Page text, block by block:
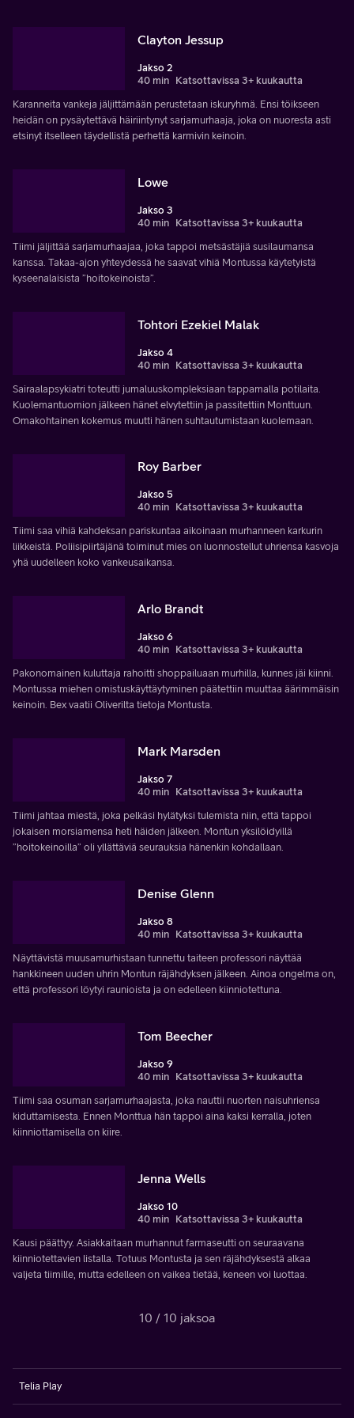
Clayton Jessup
Jakso 2
40 min Katsottavissa 3+ kuukautta
Karanneita vankeja jäljittämään perustetaan iskuryhmä. Ensi töikseen
heidän on pysäytettävä häiriintynyt sarjamurhaaja, joka on nuoresta asti
etsinyt itselleen täydellistä perhettä karmivin keinoin.
Lowe
Jakso 3
40 min Katsottavissa 3+ kuukautta
Tiimi jäljittää sarjamurhaajaa, joka tappoi metsästäjiä susilaumansa
kanssa. Takaa-ajon yhteydessä he saavat vihiä Montussa käytetyistä
kyseenalaisista ”hoitokeinoista”.
Tohtori Ezekiel Malak
Jakso 4
40 min Katsottavissa 3+ kuukautta
Sairaalapsykiatri toteutti jumaluuskompleksiaan tappamalla potilaita.
Kuolemantuomion jälkeen hänet elvytettiin ja passitettiin Monttuun.
Omakohtainen kokemus muutti hänen suhtautumistaan kuolemaan.
Roy Barber
Jakso 5
40 min Katsottavissa 3+ kuukautta
Tiimi saa vihiä kahdeksan pariskuntaa aikoinaan murhanneen karkurin
liikkeistä. Poliisipiirtäjänä toiminut mies on luonnostellut uhriensa kasvoja
yhä uudelleen koko vankeusaikansa.
Arlo Brandt
Jakso 6
40 min Katsottavissa 3+ kuukautta
Pakonomainen kuluttaja rahoitti shoppailuaan murhilla, kunnes jäi kiinni.
Montussa miehen omistuskäyttäytyminen päätettiin muuttaa äärimmäisin
keinoin. Bex vaatii Oliverilta tietoja Montusta.
Mark Marsden
Jakso 7
40 min Katsottavissa 3+ kuukautta
Tiimi jahtaa miestä, joka pelkäsi hylätyksi tulemista niin, että tappoi
jokaisen morsiamensa heti häiden jälkeen. Montun yksilöidyillä
”hoitokeinoilla” oli yllättäviä seurauksia hänenkin kohdallaan.
Denise Glenn
Jakso 8
40 min Katsottavissa 3+ kuukautta
Näyttävistä muusamurhistaan tunnettu taiteen professori näyttää
hankkineen uuden uhrin Montun räjähdyksen jälkeen. Ainoa ongelma on,
että professori löytyi raunioista ja on edelleen kiinniotettuna.
Tom Beecher
Jakso 9
40 min Katsottavissa 3+ kuukautta
Tiimi saa osuman sarjamurhaajasta, joka nauttii nuorten naisuhriensa
kiduttamisesta. Ennen Monttua hän tappoi aina kaksi kerralla, joten
kiinniottamisella on kiire.
Jenna Wells
Jakso 10
40 min Katsottavissa 3+ kuukautta
Kausi päättyy. Asiakkaitaan murhannut farmaseutti on seuraavana
kiinniotettavien listalla. Totuus Montusta ja sen räjähdyksestä alkaa
valjeta tiimille, mutta edelleen on vaikea tietää, keneen voi luottaa.
10 / 10 jaksoa
Telia Play